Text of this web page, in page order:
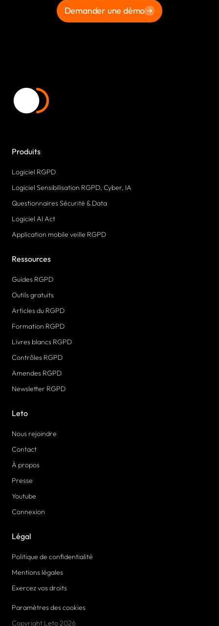
Demander une démo
Produits
Logiciel RGPD
Logiciel Sensibilisation RGPD, Cyber, IA
Questionnaires Sécurité & Data
Logiciel AI Act
Application mobile veille RGPD
Ressources
Guides RGPD
Outils gratuits
Articles du RGPD
Formation RGPD
Livres blancs RGPD
Contrôles RGPD
Amendes RGPD
Newsletter RGPD
Leto
Nous rejoindre
Contact
À propos
Presse
Youtube
Connexion
Légal
Politique de confidentialité
Mentions légales
Exercez vos droits
Paramètres des cookies
Copyright Leto 2026